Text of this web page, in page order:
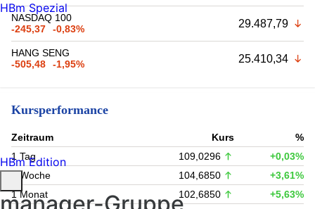
NASDAQ 100
-245,37
-0,83% 29.487,79
HANG SENG
-505,48
-1,95% 25.410,34
Kursperformance
Zeitraum Kurs
%
1 Tag
109,0296
+0,03%
1 Woche
104,6850
+3,61%
1 Monat
102,6850
+5,63%
HBm Spezial
HBm Edition